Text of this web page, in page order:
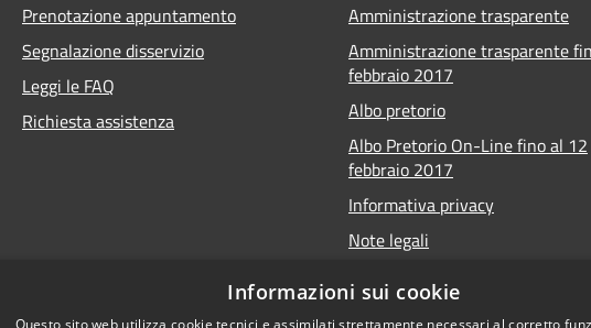
Prenotazione appuntamento
Segnalazione disservizio
Leggi le FAQ
Richiesta assistenza
Amministrazione trasparente
Amministrazione trasparente
febbraio 2017
Albo pretorio
Albo Pretorio On-Line fino al 12
febbraio 2017
Informativa privacy
Note legali
Informazioni sui cookie
Questo sito web utilizza cookie tecnici e assimilati strettamente necessari al corretto